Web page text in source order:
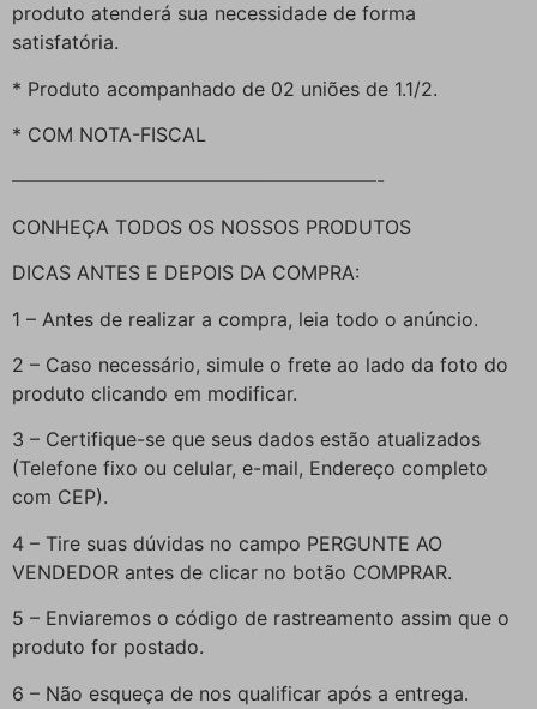
produto atenderá sua necessidade de forma
satisfatória.
* Produto acompanhado de 02 uniões de 1.1/2.
* COM NOTA-FISCAL
———————————————————-
CONHEÇA TODOS OS NOSSOS PRODUTOS
DICAS ANTES E DEPOIS DA COMPRA:
1 – Antes de realizar a compra, leia todo o anúncio.
2 – Caso necessário, simule o frete ao lado da foto do
produto clicando em modificar.
3 – Certifique-se que seus dados estão atualizados
(Telefone fixo ou celular, e-mail, Endereço completo
com CEP).
4 – Tire suas dúvidas no campo PERGUNTE AO
VENDEDOR antes de clicar no botão COMPRAR.
5 – Enviaremos o código de rastreamento assim que o
produto for postado.
6 – Não esqueça de nos qualificar após a entrega.